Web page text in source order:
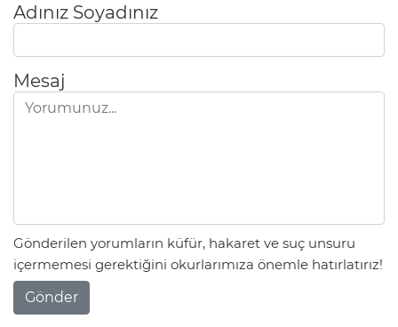
Adınız Soyadınız
Mesaj
Gönderilen yorumların küfür, hakaret ve suç unsuru
içermemesi gerektiğini okurlarımıza önemle hatırlatırız!
Gönder